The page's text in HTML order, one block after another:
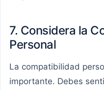
7. Considera la
Personal
La compatibilidad
importante. Debes